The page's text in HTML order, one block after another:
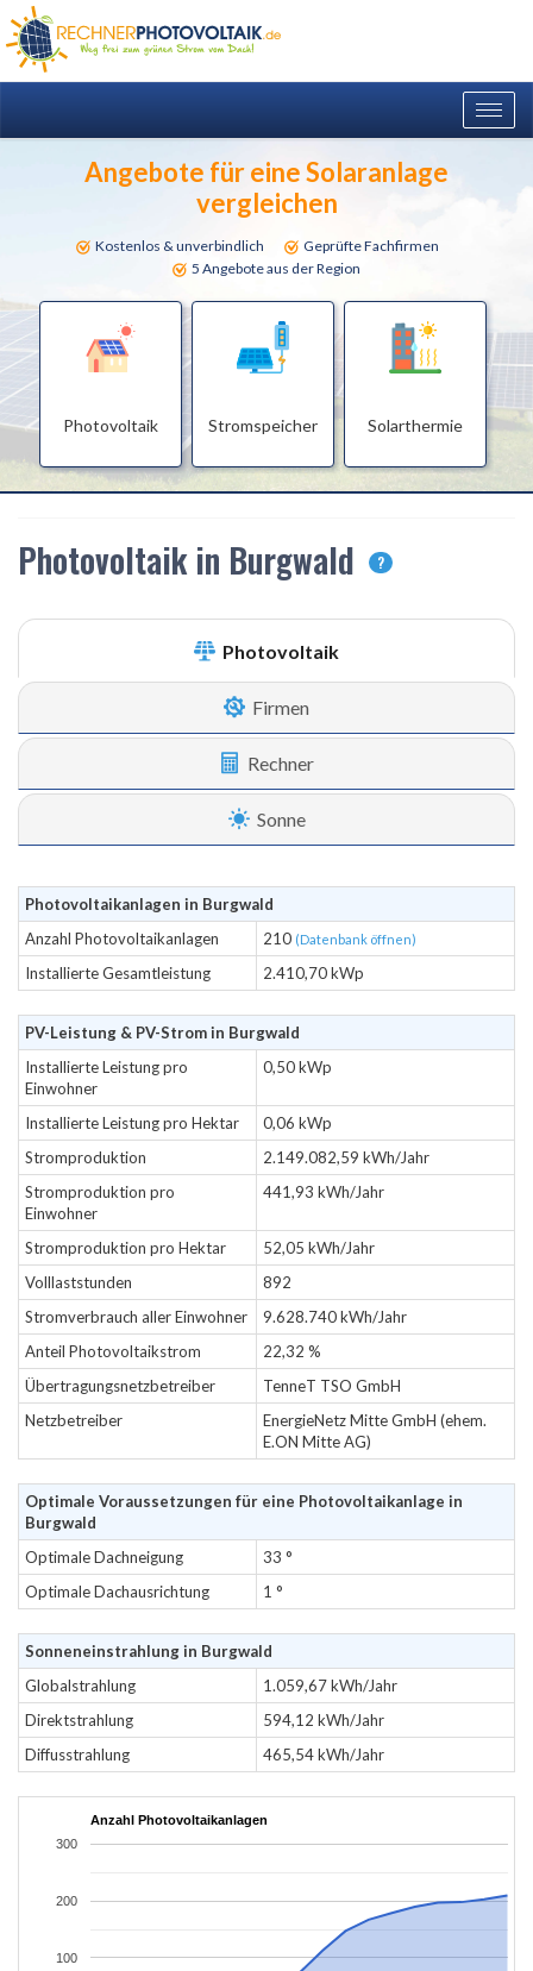
Angebote für eine Solaranlage
vergleichen
Kostenlos & unverbindlich
Geprüfte Fachfirmen
5 Angebote aus der Region
Photovoltaik Stromspeicher Solarthermie
Photovoltaik in Burgwald ?
Photovoltaik
Firmen
Rechner
Sonne
Photovoltaikanlagen in Burgwald
Anzahl Photovoltaikanlagen
210 (Datenbank öffnen)
Installierte Gesamtleistung 2.410,70 kWp
PV-Leistung & PV-Strom in Burgwald
Installierte Leistung pro
Einwohner
0,50 kWp
Installierte Leistung pro Hektar
0,06 kWp
Stromproduktion
2.149.082,59 kWh/Jahr
Stromproduktion pro
Einwohner
441,93 kWh/Jahr
Stromproduktion pro Hektar
52,05 kWh/Jahr
Volllaststunden
892
Stromverbrauch aller Einwohner
9.628.740 kWh/Jahr
Anteil Photovoltaikstrom
22,32 %
Übertragungsnetzbetreiber
TenneT TSO GmbH
Netzbetreiber
EnergieNetz Mitte GmbH (ehem.
E.ON Mitte AG)
Optimale Voraussetzungen für eine Photovoltaikanlage in
Burgwald
Optimale Dachneigung
33 °
Optimale Dachausrichtung
1 °
Sonneneinstrahlung in Burgwald
Globalstrahlung
1.059,67 kWh/Jahr
Direktstrahlung
594,12 kWh/Jahr
Diffusstrahlung
465,54 kWh/Jahr
Anzahl Photovoltaikanlagen
100
200
300